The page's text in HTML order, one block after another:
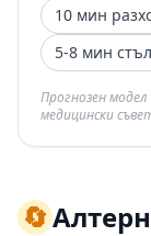
10 мин
5-8 мин
Прогнозен
медицински
🔄